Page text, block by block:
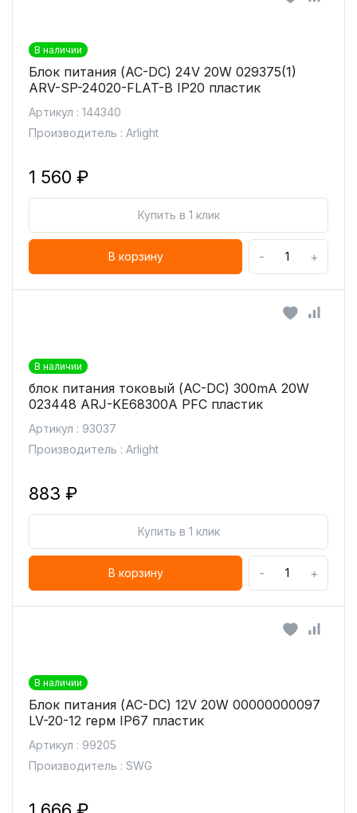
В наличии
Блок питания (AC-DC) 24V 20W 029375(1)
ARV-SP-24020-FLAT-B IP20 пластик
Артикул : 144340
Производитель : Arlight
1 560 ₽
Купить в 1 клик
В корзину - +
В наличии
блок питания токовый (AC-DC) 300mA 20W
023448 ARJ-KE68300A PFC пластик
Артикул : 93037
Производитель : Arlight
883 ₽
Купить в 1 клик
В корзину - +
В наличии
Блок питания (AC-DC) 12V 20W 00000000097
LV-20-12 герм IP67 пластик
Артикул : 99205
Производитель : SWG